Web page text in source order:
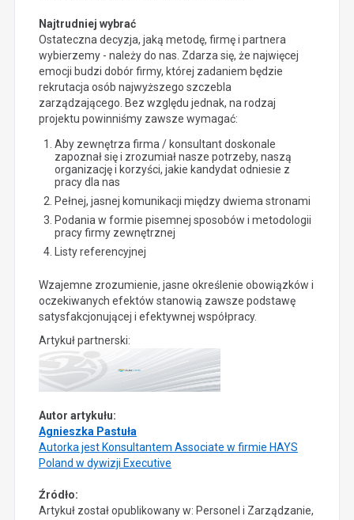
Najtrudniej wybrać
Ostateczna decyzja, jaką metodę, firmę i partnera
wybierzemy - należy do nas. Zdarza się, że najwięcej
emocji budzi dobór firmy, której zadaniem będzie
rekrutacja osób najwyższego szczebla
zarządzającego. Bez względu jednak, na rodzaj
projektu powinniśmy zawsze wymagać:
Aby zewnętrza firma / konsultant doskonale
zapoznał się i zrozumiał nasze potrzeby, naszą
organizację i korzyści, jakie kandydat odniesie z
pracy dla nas
Pełnej, jasnej komunikacji między dwiema stronami
Podania w formie pisemnej sposobów i metodologii
pracy firmy zewnętrznej
Listy referencyjnej
Wzajemne zrozumienie, jasne określenie obowiązków i
oczekiwanych efektów stanowią zawsze podstawę
satysfakcjonującej i efektywnej współpracy.
Artykuł partnerski:
Autor artykułu:
Agnieszka Pastuła
Autorka jest Konsultantem Associate w firmie HAYS
Poland w dywizji Executive
Źródło:
Artykuł został opublikowany w: Personel i Zarządzanie,